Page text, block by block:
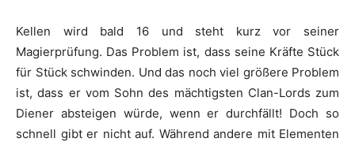
Kellen wird bald 16 und steht kurz vor seiner
Magierprüfung. Das Problem ist, dass seine Kräfte Stück
für Stück schwinden. Und das noch viel größere Problem
ist, dass er vom Sohn des mächtigsten Clan-Lords zum
Diener absteigen würde, wenn er durchfällt! Doch so
schnell gibt er nicht auf. Während andere mit Elementen